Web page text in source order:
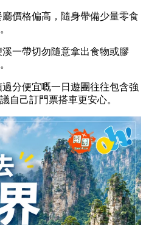
廳價格偏高，隨身帶備少量零食
溪一帶切勿隨意拿出食物或膠
過分便宜嘅一日遊團往往包含強
自己訂門票搭車更安心。